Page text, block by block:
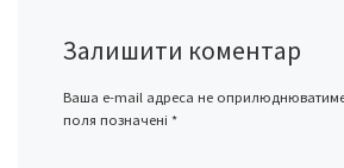
Залишити коментар
Ваша e-mail адреса не
поля позначені *